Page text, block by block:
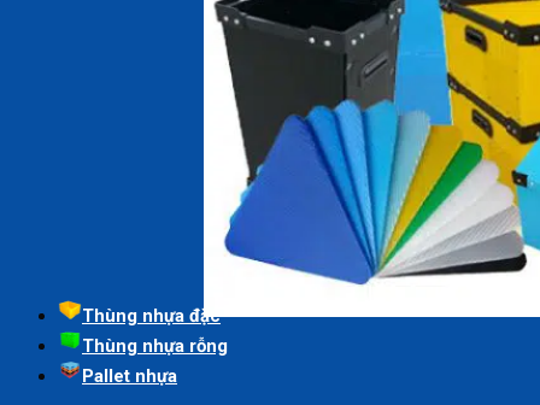
Thùng nhựa đặc
Thùng nhựa rỗng
Pallet nhựa